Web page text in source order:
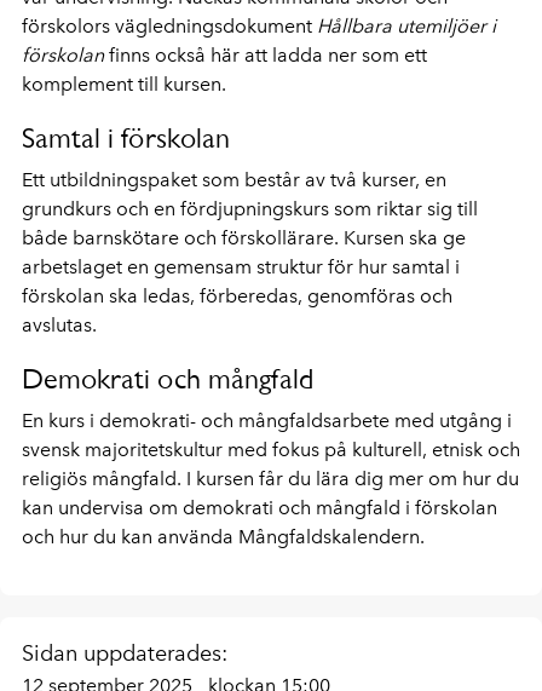
förskolors vägledningsdokument Hållbara utemiljöer i
förskolanfinns också här att ladda ner som ett
komplement till kursen.
Samtal i förskolan
Ett utbildningspaket som består av två kurser, en
grundkurs och en fördjupningskurs som riktar sig till
både barnskötare och förskollärare. Kursen ska ge
arbetslaget en gemensam struktur för hur samtal i
förskolan ska ledas, förberedas, genomföras och
avslutas.
Demokrati och mångfald
En kurs i demokrati- och mångfaldsarbete med utgång i
svensk majoritetskultur med fokus på kulturell, etnisk och
religiös mångfald. I kursen får du lära dig mer om hur du
kan undervisa om demokrati och mångfald i förskolan
och hur du kan använda Mångfaldskalendern.
Sidan uppdaterades:
12 september 2025 klockan 15:00